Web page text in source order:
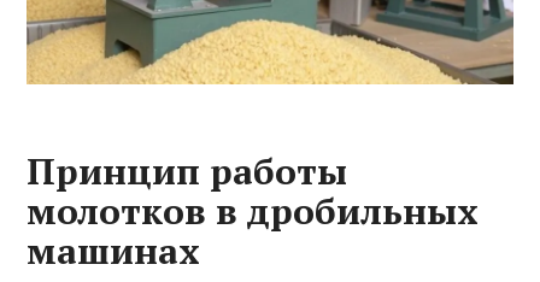
Принцип работы
молотков в дробильных
машинах